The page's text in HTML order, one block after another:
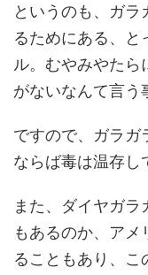
というのも、ガラ
るためにある、と
ル。むやみやた
がないなんて言う
ですので、ガラガ
ならば毒は温存し
また、ダイヤガ
もあるのか、ア
ることもあり、こ